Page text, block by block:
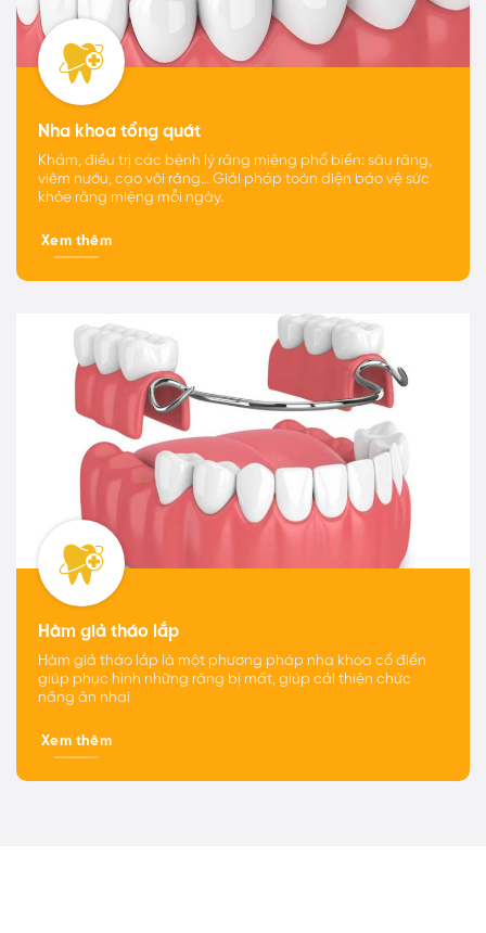
Nha khoa tổng quát
Khám, điều trị các bệnh lý răng miệng phổ biến: sâu răng,
viêm nướu, cạo vôi răng… Giải pháp toàn diện bảo vệ sức
khỏe răng miệng mỗi ngày.
Xem thêm
Hàm giả tháo lắp
Hàm giả tháo lắp là một phương pháp nha khoa cổ điển
giúp phục hình những răng bị mất, giúp cải thiện chức
năng ăn nhai
Xem thêm